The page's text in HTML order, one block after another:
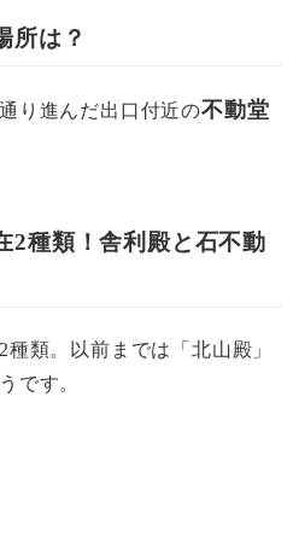
所は？
り進んだ出口付近の不動堂
2種類！舎利殿と石不動
類。以前までは「北山殿」
です。